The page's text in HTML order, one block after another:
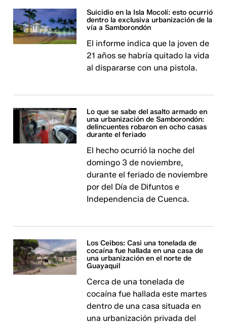
Suicidio en la Isla Mocolí: esto ocurrió
dentro la exclusiva urbanización de la
vía a Samborondón
El informe indica que la joven de
21 años se habría quitado la vida
al dispararse con una pistola.
Lo que se sabe del asalto armado en
una urbanización de Samborondón:
delincuentes robaron en ocho casas
durante el feriado
El hecho ocurrió la noche del
domingo 3 de noviembre,
durante el feriado de noviembre
por del Día de Difuntos e
Independencia de Cuenca.
Los Ceibos: Casi una tonelada de
cocaína fue hallada en una casa de
una urbanización en el norte de
Guayaquil
Cerca de una tonelada de
cocaína fue hallada este martes
dentro de una casa situada en
una urbanización privada del